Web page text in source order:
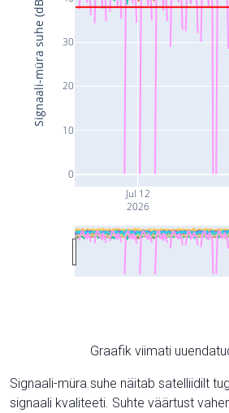
Jul 12
2026
0
10
20
30
Signaali-müra suhe (dB)
Graafik viimati
Signaali-müra suhe näitab satelliidilt
signaali kvaliteeti. Suhte väärtust